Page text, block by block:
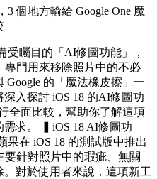
3 個地方輸給 Google One 魔
受矚目的「AI修圖功能」，
門用來移除照片中的不必
的「魔法橡皮擦」一
入探討 iOS 18 的AI修圖功
全面比較，幫助你了解這項
需求。 ▍iOS 18 AI修圖功
在 iOS 18 的測試版中推出
針對照片中的瑕疵、無關
對於使用者來說，這項新工